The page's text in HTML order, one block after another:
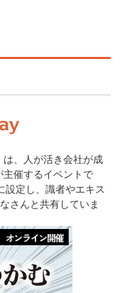
、人が活き会社が成
催するイベントで
設定し、識者やエキス
さんと共有していま